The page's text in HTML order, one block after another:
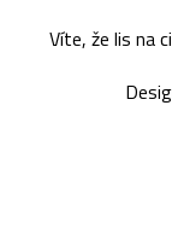
Víte, že lis na